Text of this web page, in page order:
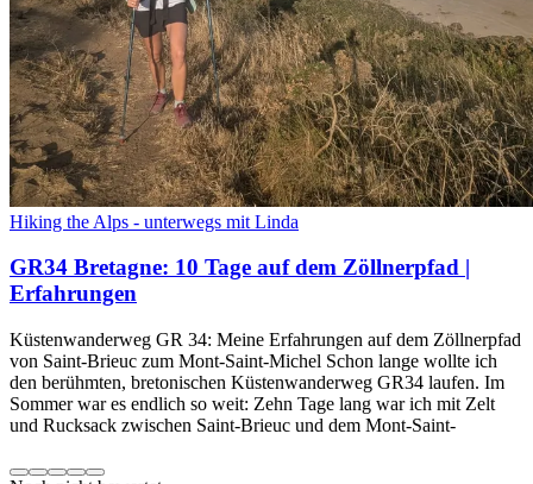
Hiking the Alps - unterwegs mit Linda
GR34 Bretagne: 10 Tage auf dem Zöllnerpfad |
Erfahrungen
Küstenwanderweg GR 34: Meine Erfahrungen auf dem Zöllnerpfad
von Saint-Brieuc zum Mont-Saint-Michel Schon lange wollte ich
den berühmten, bretonischen Küstenwanderweg GR34 laufen. Im
Sommer war es endlich so weit: Zehn Tage lang war ich mit Zelt
und Rucksack zwischen Saint-Brieuc und dem Mont-Saint-